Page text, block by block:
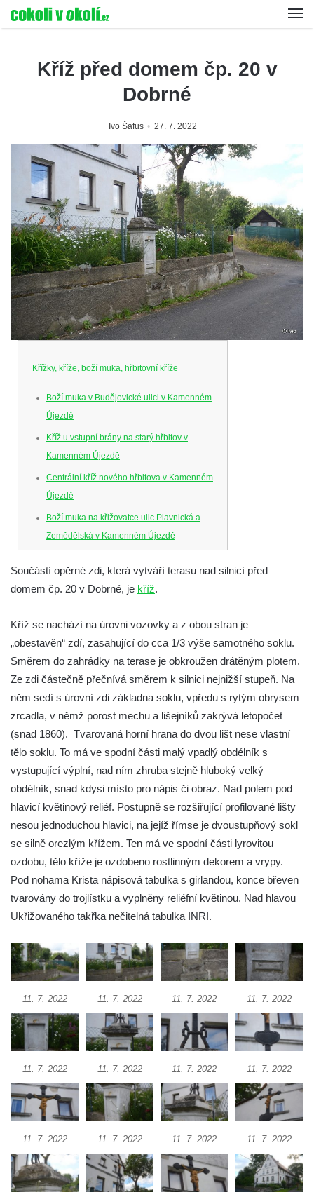
Kříž před domem čp. 20 v
Dobrné
Ivo Šafus 27. 7. 2022
Křížky, kříže, boží muka, hřbitovní kříže
Boží muka v Budějovické ulici v Kamenném
Újezdě
Kříž u vstupní brány na starý hřbitov v
Kamenném Újezdě
Centrální kříž nového hřbitova v Kamenném
Újezdě
Boží muka na křižovatce ulic Plavnická a
Zemědělská v Kamenném Újezdě
v Kamenném Újezdě
Kříž na křižovatce ulic 5. května a Dělnická
Kříž v Dělnické ulici v Kamenném Újezdě
Boží muka na křižovatce ulic Latrán a K
Malší ve Velešíně
Centrální kříž hřbitova ve Velešíně
Kříž u kostela svatého Václava ve Velešíně
Kříž u brány na hřbitov ve Velešíně
Kříž u fary v Římově
Kříž u lípy Jana Gurreho v Římově
Boží muka u hřbitova v Římově
Centrální kříž hřbitova v Římově
Kříž poblíž domu čp. 169 v Plavu
Kříž na návsi v Plavu
Kříž u Obrázku severovýchodně od
Práchně
Kříž na rozcestí u domu čp. 283 v Dolním
Podluží
Görnerův kříž u silnice č. 264 v Dolním
Údajný kříž u domu čp. 283 ve Chřibské
Kříž jižně od Bukolu
Kříž na návsi v Bukolu
Centrální kříž hřbitova v Hrobčicích
Kříž u silnice z Chouče do Mirošovic
Součástí opěrné zdi, která vytváří terasu nad silnicí před
domem čp. 20 v Dobrné, je kříž.
Kříž se nachází na úrovni vozovky a z obou stran je
„obestavěn“ zdí, zasahující do cca 1/3 výše samotného soklu.
Směrem do zahrádky na terase je obkroužen drátěným plotem.
Ze zdi částečně přečnívá směrem k silnici nejnižší stupeň. Na
něm sedí s úrovní zdi základna soklu, vpředu s rytým obrysem
zrcadla, v němž porost mechu a lišejníků zakrývá letopočet
(snad 1860). Tvarovaná horní hrana do dvou lišt nese vlastní
tělo soklu. To má ve spodní části malý vpadlý obdélník s
vystupující výplní, nad ním zhruba stejně hluboký velký
obdélník, snad kdysi místo pro nápis či obraz. Nad polem pod
hlavicí květinový reliéf. Postupně se rozšiřující profilované lišty
nesou jednoduchou hlavici, na jejíž římse je dvoustupňový sokl
se silně orezlým křížem. Ten má ve spodní části lyrovitou
ozdobu, tělo kříže je ozdobeno rostlinným dekorem a vrypy.
Pod nohama Krista nápisová tabulka s girlandou, konce břeven
tvarovány do trojlístku a vyplněny reliéfní květinou. Nad hlavou
Ukřižovaného takřka nečitelná tabulka INRI.
11. 7. 2022 11. 7. 2022 11. 7. 2022 11. 7. 2022
11. 7. 2022 11. 7. 2022 11. 7. 2022 11. 7. 2022
11. 7. 2022 11. 7. 2022 11. 7. 2022 11. 7. 2022